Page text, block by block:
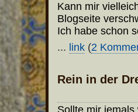
Kann mir
Blogseite
Ich habe schon
... link (2
Rein in der
Sollte mir